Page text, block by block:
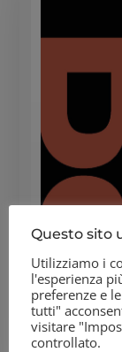
Questo sito
Utilizziamo i
l'esperienza
preferenze e
tutti"
visitare
controllato.